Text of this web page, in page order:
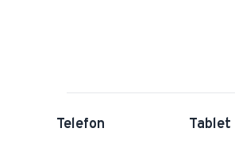
Telefon Tablet